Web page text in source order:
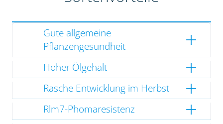
Gute allgemeine
Pflanzengesundheit
Hoher Ölgehalt
Rasche Entwicklung im Herbst
Rlm7-Phomaresistenz